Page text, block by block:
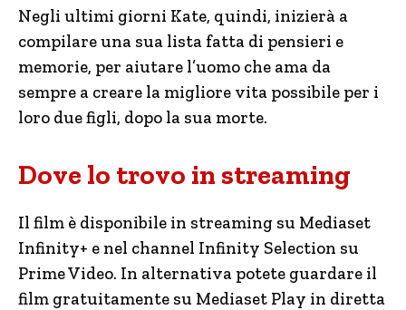
Negli ultimi giorni Kate, quindi, inizierà a
compilare una sua lista fatta di pensieri e
memorie, per aiutare l’uomo che ama da
sempre a creare la migliore vita possibile per i
loro due figli, dopo la sua morte.
Dove lo trovo in streaming
Il film è disponibile in streaming su Mediaset
Infinity+ e nel channel Infinity Selection su
Prime Video. In alternativa potete guardare il
film gratuitamente su Mediaset Play in diretta